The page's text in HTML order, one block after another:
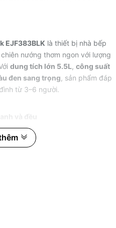
EJF383BLK là thiết bị nhà bếp
nướng thơm ngon với lượng
dung tích lớn 5.5L, công suất
đen sang trọng, sản phẩm đáp
từ 3–6 người.
hoạt động với công
vàng giòn bên ngoài